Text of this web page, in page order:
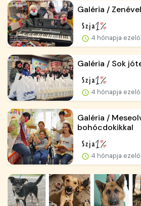
Galéria /
4 hónapja
Galéria / Sok
4 hónapja
Galéria /
bohócdokikkal
4 hónapja